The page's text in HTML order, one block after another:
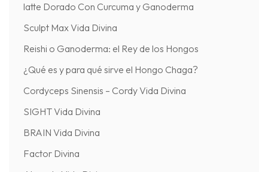
latte Dorado Con Curcuma y Ganoderma
Sculpt Max Vida Divina
Reishi o Ganoderma: el Rey de los Hongos
¿Qué es y para qué sirve el Hongo Chaga?
Cordyceps Sinensis – Cordy Vida Divina
SIGHT Vida Divina
BRAIN Vida Divina
Factor Divina